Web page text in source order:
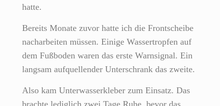
hatte.
Bereits Monate zuvor hatte ich die Frontscheibe
nacharbeiten müssen. Einige Wassertropfen auf
dem Fußboden waren das erste Warnsignal. Ein
langsam aufquellender Unterschrank das zweite.
Also kam Unterwasserkleber zum Einsatz. Das